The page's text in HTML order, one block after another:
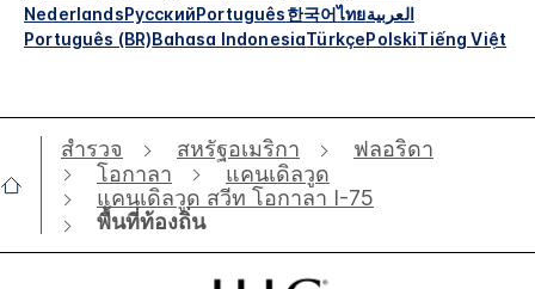
NederlandsРусскийPortuguês한국어ไทยالعربية
Português (BR)Bahasa IndonesiaTürkçePolskiTiếng Việt
สำรวจ สหรัฐอเมริกา
ฟลอริดา
โอกาลา
แคนเดิลวูด
แคนเดิลวูด สวีท โอกาลา I-75
พื้นที่ท้องถิ่น